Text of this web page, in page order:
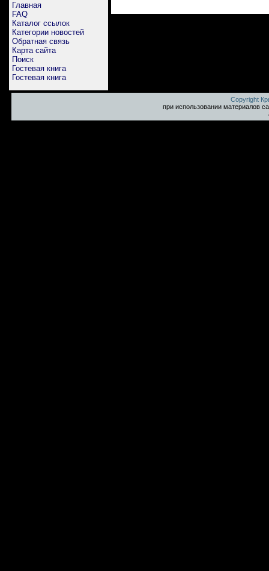
Главная
FAQ
Каталог ссылок
Категории новостей
Обратная связь
Карта сайта
Поиск
Гостевая книга
Гостевая книга
Copyright
при использовании материалов